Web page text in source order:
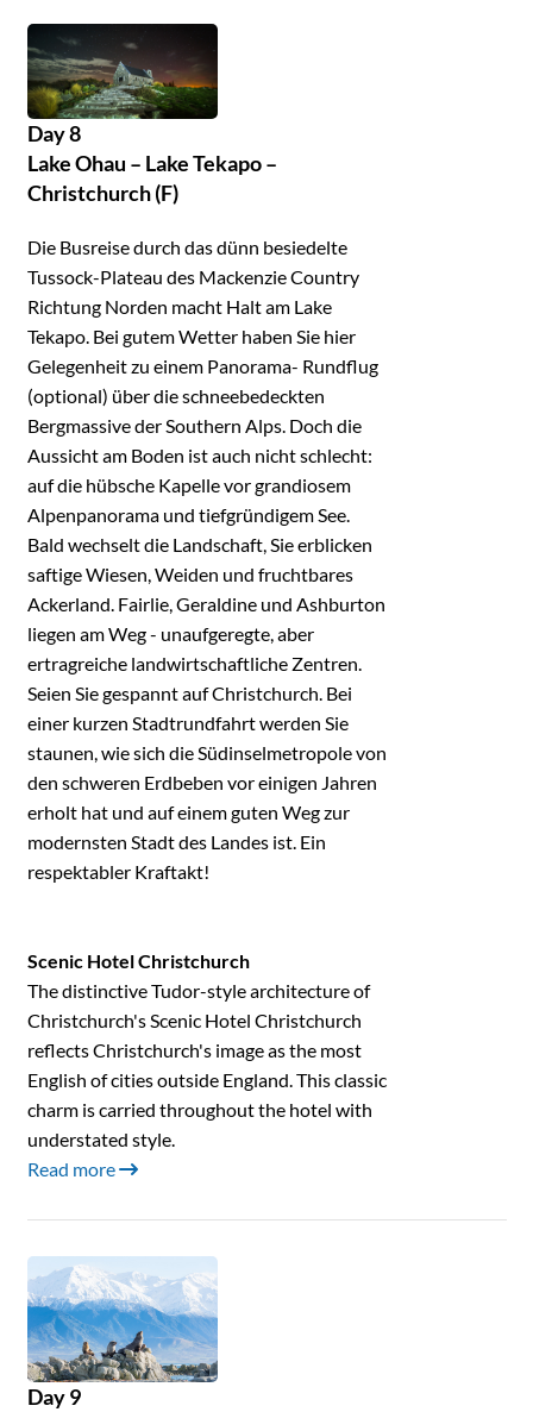
Day 8
Lake Ohau – Lake Tekapo –
Christchurch (F)
Die Busreise durch das dünn besiedelte
Tussock-Plateau des Mackenzie Country
Richtung Norden macht Halt am Lake
Tekapo. Bei gutem Wetter haben Sie hier
Gelegenheit zu einem Panorama- Rundflug
(optional) über die schneebedeckten
Bergmassive der Southern Alps. Doch die
Aussicht am Boden ist auch nicht schlecht:
auf die hübsche Kapelle vor grandiosem
Alpenpanorama und tiefgründigem See.
Bald wechselt die Landschaft, Sie erblicken
saftige Wiesen, Weiden und fruchtbares
Ackerland. Fairlie, Geraldine und Ashburton
liegen am Weg - unaufgeregte, aber
ertragreiche landwirtschaftliche Zentren.
Seien Sie gespannt auf Christchurch. Bei
einer kurzen Stadtrundfahrt werden Sie
staunen, wie sich die Südinselmetropole von
den schweren Erdbeben vor einigen Jahren
erholt hat und auf einem guten Weg zur
modernsten Stadt des Landes ist. Ein
respektabler Kraftakt!
Scenic Hotel Christchurch
The distinctive Tudor-style architecture of
Christchurch's Scenic Hotel Christchurch
reflects Christchurch's image as the most
English of cities outside England. This classic
charm is carried throughout the hotel with
understated style.
Read more
Day 9